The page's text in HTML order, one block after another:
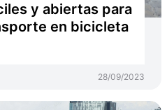
y abiertas para
en bicicleta
28/09/2023